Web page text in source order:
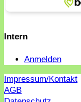
Intern
Anmelden
Impressum/Kontakt
AGB